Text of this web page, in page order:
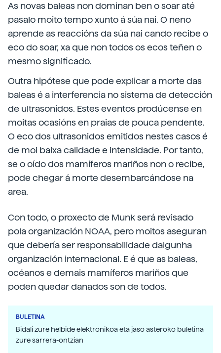
As novas baleas non dominan ben o soar até
pasalo moito tempo xunto á súa nai. O neno
aprende as reaccións da súa nai cando recibe o
eco do soar, xa que non todos os ecos teñen o
mesmo significado.
Outra hipótese que pode explicar a morte das
baleas é a interferencia no sistema de detección
de ultrasonidos. Estes eventos prodúcense en
moitas ocasións en praias de pouca pendente.
O eco dos ultrasonidos emitidos nestes casos é
de moi baixa calidade e intensidade. Por tanto,
se o oído dos mamíferos mariños non o recibe,
pode chegar á morte desembarcándose na
area.
Con todo, o proxecto de Munk será revisado
pola organización NOAA, pero moitos aseguran
que debería ser responsabilidade dalgunha
organización internacional. E é que as baleas,
océanos e demais mamíferos mariños que
poden quedar danados son de todos.
BULETINA
Bidali zure helbide elektronikoa eta jaso asteroko buletina
zure sarrera-ontzian